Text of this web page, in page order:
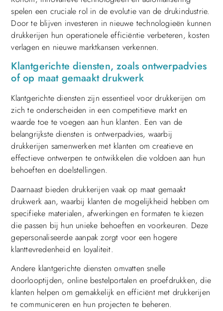
spelen een cruciale rol in de evolutie van de drukindustrie.
Door te blijven investeren in nieuwe technologieën kunnen
drukkerijen hun operationele efficiëntie verbeteren, kosten
verlagen en nieuwe marktkansen verkennen.
Klantgerichte diensten, zoals ontwerpadvies
of op maat gemaakt drukwerk
Klantgerichte diensten zijn essentieel voor drukkerijen om
zich te onderscheiden in een competitieve markt en
waarde toe te voegen aan hun klanten. Een van de
belangrijkste diensten is ontwerpadvies, waarbij
drukkerijen samenwerken met klanten om creatieve en
effectieve ontwerpen te ontwikkelen die voldoen aan hun
behoeften en doelstellingen.
Daarnaast bieden drukkerijen vaak op maat gemaakt
drukwerk aan, waarbij klanten de mogelijkheid hebben om
specifieke materialen, afwerkingen en formaten te kiezen
die passen bij hun unieke behoeften en voorkeuren. Deze
gepersonaliseerde aanpak zorgt voor een hogere
klanttevredenheid en loyaliteit.
Andere klantgerichte diensten omvatten snelle
doorlooptijden, online bestelportalen en proefdrukken, die
klanten helpen om gemakkelijk en efficiënt met drukkerijen
te communiceren en hun projecten te beheren.